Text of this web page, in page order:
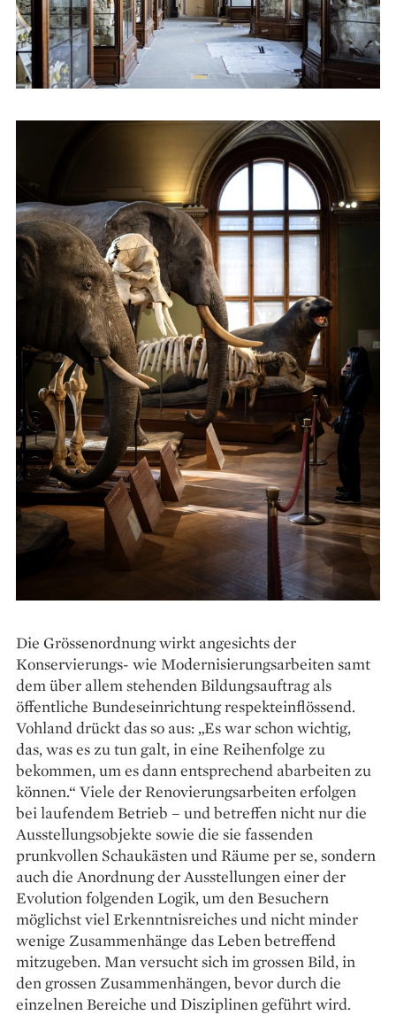
Die Grössenordnung wirkt angesichts der
Konservierungs- wie ­Modernisierungsarbeiten samt
dem über allem stehenden Bildungs­auftrag als
öffentliche Bundeseinrichtung respekt­einflössend.
Vohland drückt das so aus: „Es war schon wichtig,
das, was es zu tun galt, in eine Reihenfolge zu
bekommen, um es dann entsprechend abarbeiten zu
können.“ Viele der ­Renovierungsarbeiten erfolgen
bei ­laufendem Betrieb – und betreffen nicht nur die
Aus­stellungsobjekte sowie die sie fassenden
prunkvollen Schaukästen und Räume per se, sondern
auch die Anordnung der Ausstellungen einer der
Evolution folgenden Logik, um den Besuchern
möglichst viel Erkenntnisreiches und nicht minder
wenige Zusammenhänge das Leben betreffend
mitzugeben. Man versucht sich im grossen Bild, in
den grossen Zusammenhängen, bevor durch die
einzelnen Bereiche und Disziplinen ­geführt wird.